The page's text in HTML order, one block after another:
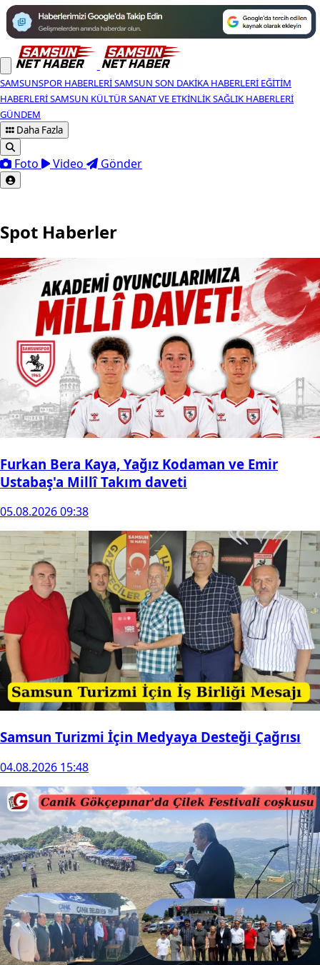
SAMSUNSPOR HABERLERISAMSUN SON DAKIKA HABERLERI EĞITIM
HABERLERISAMSUN KÜLTÜR SANAT VE ETKINLIKSAĞLIK HABERLERI
GÜNDEM
Daha Fazla
Foto Video Gönder
Spot Haberler
Furkan Bera Kaya, Yağız Kodaman ve Emir
Ustabaş'a Millî Takım daveti
05.08.2026 09:38
Samsun Turizmi İçin Medyaya Desteği Çağrısı
04.08.2026 15:48